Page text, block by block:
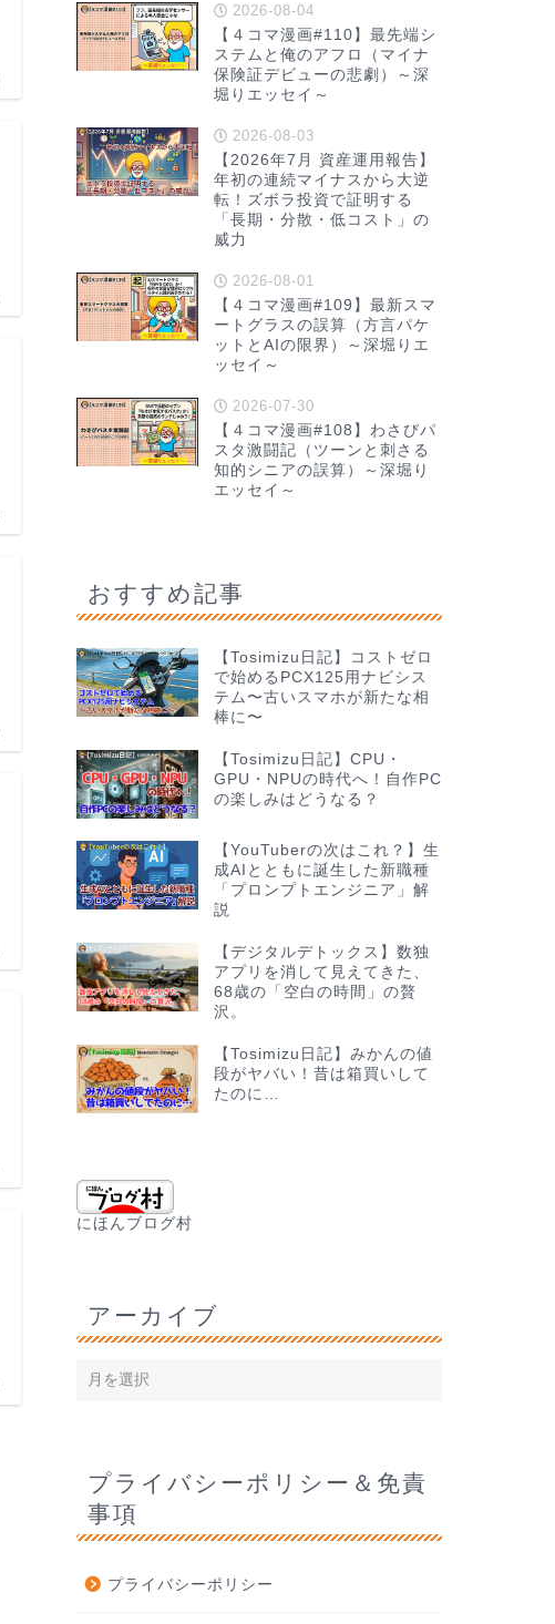
2026-08-04
【４コマ漫画#110】最先端シ
ステムと俺のアフロ（マイナ
保険証デビューの悲劇）～深
堀りエッセイ～
2026-08-03
【2026年7月 資産運用報告】
年初の連続マイナスから大逆
転！ズボラ投資で証明する
「長期・分散・低コスト」の
威力
2026-08-01
【４コマ漫画#109】最新スマ
ートグラスの誤算（方言パケ
ットとAIの限界）～深堀りエ
ッセイ～
2026-07-30
【４コマ漫画#108】わさびパ
スタ激闘記（ツーンと刺さる
知的シニアの誤算）～深堀り
エッセイ～
おすすめ記事
【Tosimizu日記】コストゼロ
で始めるPCX125用ナビシス
テム〜古いスマホが新たな相
棒に〜
【Tosimizu日記】CPU・
GPU・NPUの時代へ！自作PC
の楽しみはどうなる？
【YouTuberの次はこれ？】生
成AIとともに誕生した新職種
「プロンプトエンジニア」解
説
【デジタルデトックス】数独
アプリを消して見えてきた、
68歳の「空白の時間」の贅
沢。
【Tosimizu日記】みかんの値
段がヤバい！昔は箱買いして
たのに…
にほんブログ村
アーカイブ
プライバシーポリシー＆免責
事項
プライバシーポリシー